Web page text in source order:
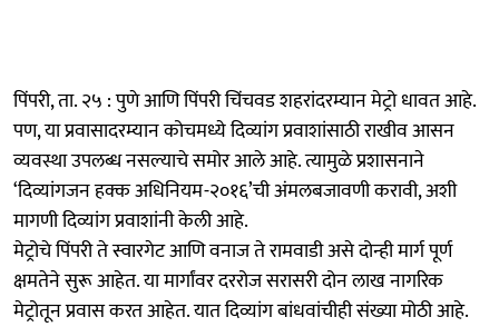
पिंपरी, ता. २५ : पुणे आणि पिंपरी चिंचवड शहरांदरम्यान मेट्रो धावत आहे.
पण, या प्रवासादरम्यान कोचमध्ये दिव्यांग प्रवाशांसाठी राखीव आसन
व्यवस्था उपलब्ध नसल्याचे समोर आले आहे. त्यामुळे प्रशासनाने
‘दिव्यांगजन हक्क अधिनियम-२०१६’ची अंमलबजावणी करावी, अशी
मागणी दिव्यांग प्रवाशांनी केली आहे.
मेट्रोचे पिंपरी ते स्वारगेट आणि वनाज ते रामवाडी असे दोन्ही मार्ग पूर्ण
क्षमतेने सुरू आहेत. या मार्गांवर दररोज सरासरी दोन लाख नागरिक
मेट्रोतून प्रवास करत आहेत. यात दिव्यांग बांधवांचीही संख्या मोठी आहे.